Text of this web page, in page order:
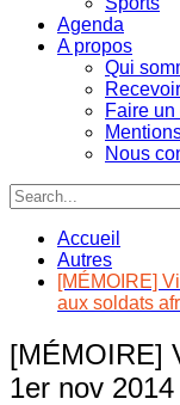
Agenda
A propos
Qui
Faire un
Nous
Accueil
Autres
[MÉMOIRE]
aux soldats
[MÉMOIRE]
1er nov